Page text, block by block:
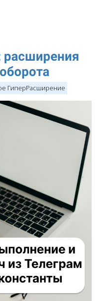
расширения
ГиперРасширение